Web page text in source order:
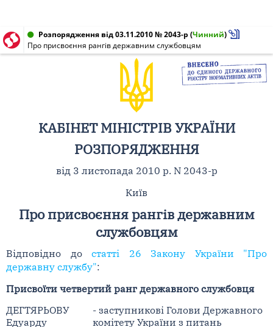
Розпорядження від 03.11.2010 № 2043-р (Чинний)
Про присвоєння рангів державним службовцям